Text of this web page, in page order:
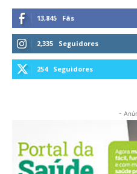
13,845 Fãs
2,335 Seguidores
254 Seguidores
-